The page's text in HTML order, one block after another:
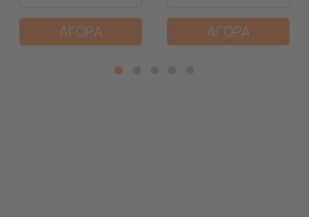
ΑΓΟΡΑ ΑΓΟΡΑ